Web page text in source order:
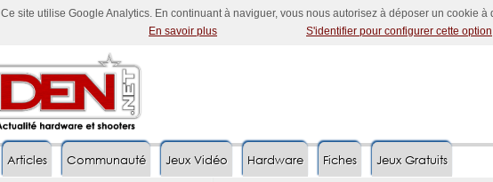
Ce site utilise Google Analytics. En continuant à naviguer, vous nous autorisez à déposer un cookie
En savoir plus
S'identifier pour configurer cette option
Articles Communauté Jeux Vidéo Hardware Fiches Jeux Gratuits